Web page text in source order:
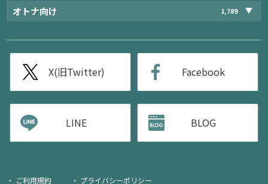
オトナ向け 1,789
X(旧Twitter) Facebook
LINE BLOG
ご利用規約 プライバシーポリシー